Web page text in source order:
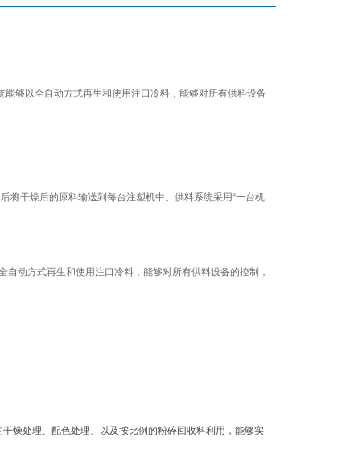
够以全自动方式再生和使用注口冷料，能够对所有供料设备
将干燥后的原料输送到每台注塑机中。供料系统采用“一台机
动方式再生和使用注口冷料，能够对所有供料设备的控制，
燥处理、配色处理、以及按比例的粉碎回收料利用，能够实